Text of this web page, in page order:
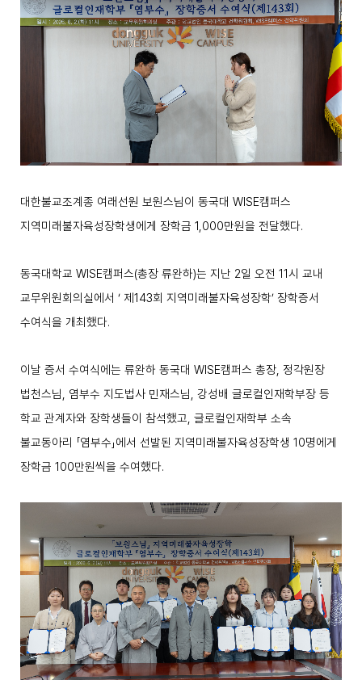
대한불교조계종 여래선원 보원스님이 동국대 WISE캠퍼스
지역미래불자육성장학생에게 장학금 1,000만원을 전달했다.
동국대학교 WISE캠퍼스(총장 류완하)는 지난 2일 오전 11시 교내
교무위원회의실에서 ‘ 제143회 지역미래불자육성장학’ 장학증서
수여식을 개최했다.
이날 증서 수여식에는 류완하 동국대 WISE캠퍼스 총장, 정각원장
법천스님, 염부수 지도법사 민재스님, 강성배 글로컬인재학부장 등
학교 관계자와 장학생들이 참석했고, 글로컬인재학부 소속
불교동아리 「염부수」에서 선발된 지역미래불자육성장학생 10명에게
장학금 100만원씩을 수여했다.